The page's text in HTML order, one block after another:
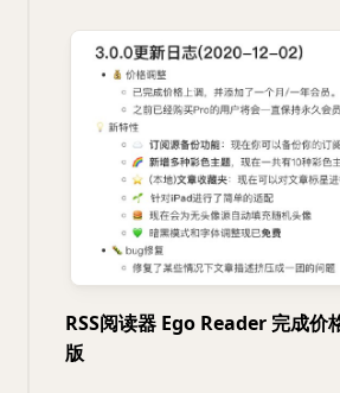
RSS阅读器 Ego Reader 完成价
版